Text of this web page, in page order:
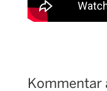
Kommentar